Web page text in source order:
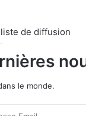
de diffusion
le monde.